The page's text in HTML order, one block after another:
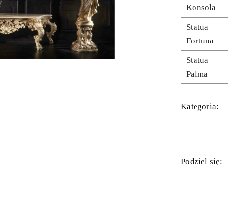
Konsola
Statua
Fortuna
Statua
Palma
Kategoria:
Podziel się: